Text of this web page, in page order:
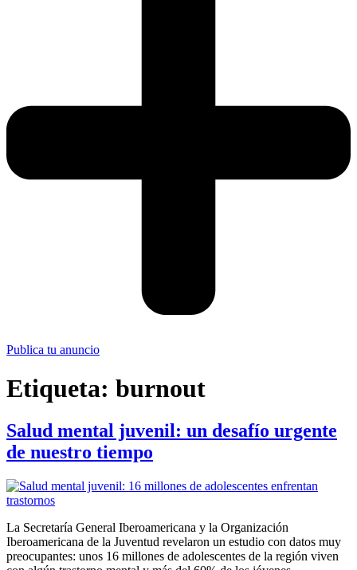
Publica tu anuncio
Etiqueta: burnout
Salud mental juvenil: un desafío urgente
de nuestro tiempo
La Secretaría General Iberoamericana y la Organización
Iberoamericana de la Juventud revelaron un estudio con datos muy
preocupantes: unos 16 millones de adolescentes de la región viven